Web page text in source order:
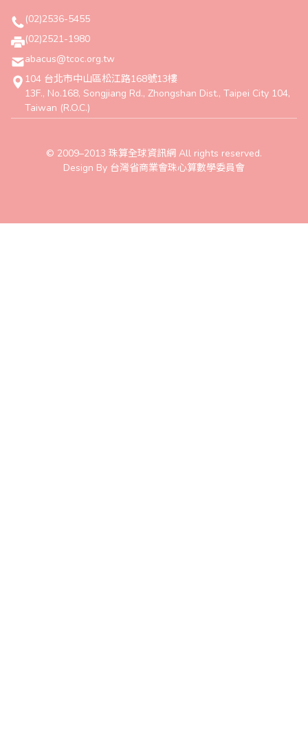
(02)2536-5455
(02)2521-1980
abacus@tcoc.org.tw
104 台北市中山區松江路168號13樓
13F., No.168, Songjiang Rd., Zhongshan Dist., Taipei City 104,
Taiwan (R.O.C.)
© 2009–2013 珠算全球資訊網 All rights reserved.
Design By 台灣省商業會珠心算數學委員會